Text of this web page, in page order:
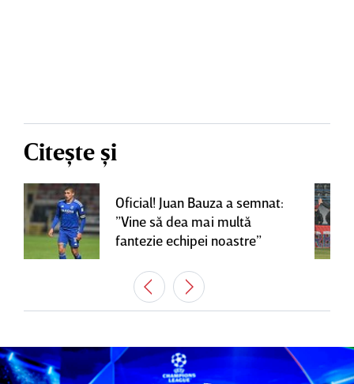
Citește și
Oficial! Juan Bauza a semnat:
”Vine să dea mai multă
fantezie echipei noastre”